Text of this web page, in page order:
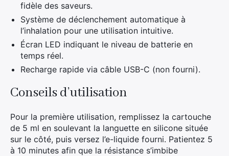
fidèle des saveurs.
Système de déclenchement automatique à
l’inhalation pour une utilisation intuitive.
Écran LED indiquant le niveau de batterie en
temps réel.
Recharge rapide via câble USB-C (non fourni).
Conseils d’utilisation
Pour la première utilisation, remplissez la cartouche
de 5 ml en soulevant la languette en silicone située
sur le côté, puis versez l’e-liquide fourni. Patientez 5
à 10 minutes afin que la résistance s’imbibe